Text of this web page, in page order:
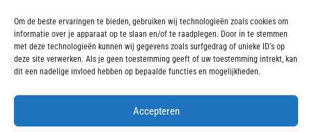
Om de beste ervaringen te bieden, gebruiken wij technologieën zoals cookies om
informatie over je apparaat op te slaan en/of te raadplegen. Door in te stemmen
met deze technologieën kunnen wij gegevens zoals surfgedrag of unieke ID's op
deze site verwerken. Als je geen toestemming geeft of uw toestemming intrekt, kan
dit een nadelige invloed hebben op bepaalde functies en mogelijkheden.
Accepteren
Facebook
Instagram
Links
Algemene Voorwaarden